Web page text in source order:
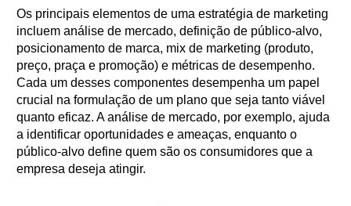
Os principais elementos de uma estratégia de marketing
incluem análise de mercado, definição de público-alvo,
posicionamento de marca, mix de marketing (produto,
preço, praça e promoção) e métricas de desempenho.
Cada um desses componentes desempenha um papel
crucial na formulação de um plano que seja tanto viável
quanto eficaz. A análise de mercado, por exemplo, ajuda
a identificar oportunidades e ameaças, enquanto o
público-alvo define quem são os consumidores que a
empresa deseja atingir.